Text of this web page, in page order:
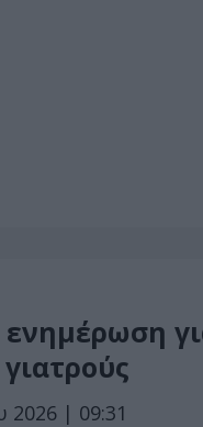
2026 | 09:31